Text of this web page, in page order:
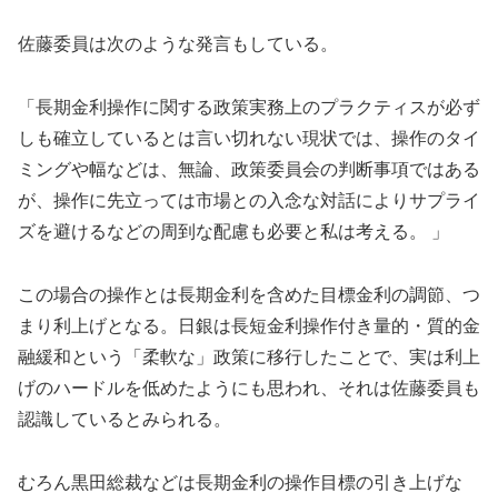
佐藤委員は次のような発言もしている。
「長期金利操作に関する政策実務上のプラクティスが必ず
しも確立しているとは言い切れない現状では、操作のタイ
ミングや幅などは、無論、政策委員会の判断事項ではある
が、操作に先立っては市場との入念な対話によりサプライ
ズを避けるなどの周到な配慮も必要と私は考える。 」
この場合の操作とは長期金利を含めた目標金利の調節、つ
まり利上げとなる。日銀は長短金利操作付き量的・質的金
融緩和という「柔軟な」政策に移行したことで、実は利上
げのハードルを低めたようにも思われ、それは佐藤委員も
認識しているとみられる。
むろん黒田総裁などは長期金利の操作目標の引き上げな